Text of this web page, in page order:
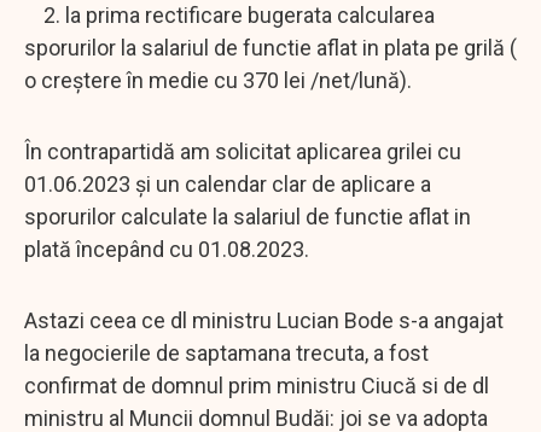
2. la prima rectificare bugerata calcularea
sporurilor la salariul de functie aflat in plata pe grilă (
o creștere în medie cu 370 lei /net/lună).
În contrapartidă am solicitat aplicarea grilei cu
01.06.2023 și un calendar clar de aplicare a
sporurilor calculate la salariul de functie aflat in
plată începând cu 01.08.2023.
Astazi ceea ce dl ministru Lucian Bode s-a angajat
la negocierile de saptamana trecuta, a fost
confirmat de domnul prim ministru Ciucă si de dl
ministru al Muncii domnul Budăi: joi se va adopta